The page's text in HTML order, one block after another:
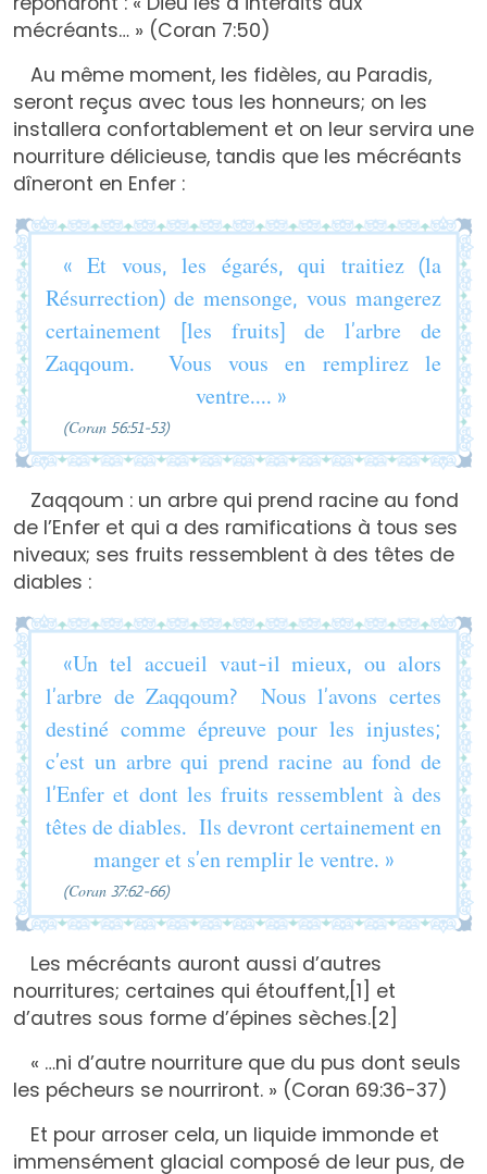
mécréants… » (Coran 7:50)
Au même moment, les fidèles, au Paradis,
seront reçus avec tous les honneurs; on les
installera confortablement et on leur servira une
nourriture délicieuse, tandis que les mécréants
dîneront en Enfer :
« Et vous, les égarés, qui traitiez (la
Résurrection) de mensonge, vous mangerez
certainement [les fruits] de l’arbre de
Zaqqoum. Vous vous en remplirez le
ventre.... »
(Coran 56:51-53)
Zaqqoum : un arbre qui prend racine au fond
de l’Enfer et qui a des ramifications à tous ses
niveaux; ses fruits ressemblent à des têtes de
diables :
«Un tel accueil vaut-il mieux, ou alors
l’arbre de Zaqqoum? Nous l’avons certes
destiné comme épreuve pour les injustes;
c’est un arbre qui prend racine au fond de
l’Enfer et dont les fruits ressemblent à des
têtes de diables. Ils devront certainement en
manger et s’en remplir le ventre. »
(Coran 37:62-66)
Les mécréants auront aussi d’autres
nourritures; certaines qui étouffent, [1]
et
d’autres sous forme d’épines sèches. [2]
« …ni d’autre nourriture que du pus dont seuls
les pécheurs se nourriront. » (Coran 69:36-37)
Et pour arroser cela, un liquide immonde et
immensément glacial composé de leur pus, de